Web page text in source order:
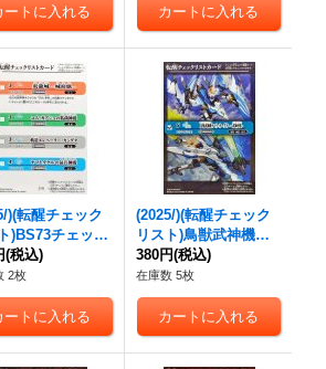
BS73-043b}
)(転醒チェック
)BS73チェック
2【-】{BS73-3/
》
(税込)
2枚
(2025/)(転醒チェック
リスト)鳥獣武神機ヤ
マト・オーグナー-武
神形態-/鳥獣武神機ヤ
マト・オーグナー-砲
撃形態-【-】{BS73-TX
03a/BS73-TX03b}
《白》
380円(税込)
在庫数 5枚